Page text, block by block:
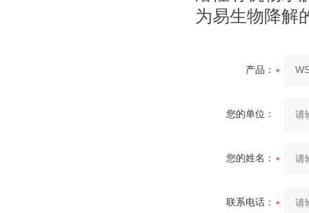
为易生物降解
产品：
您的单位：
您的姓名：
联系电话：